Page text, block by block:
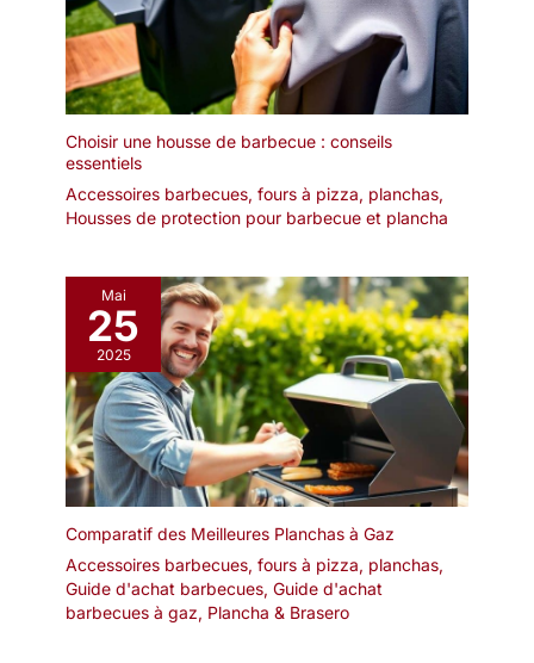
Choisir une housse de barbecue : conseils
essentiels
Accessoires barbecues, fours à pizza, planchas,
Housses de protection pour barbecue et plancha
Mai
25
2025
Comparatif des Meilleures Planchas à Gaz
Accessoires barbecues, fours à pizza, planchas,
Guide d'achat barbecues, Guide d'achat
barbecues à gaz, Plancha & Brasero